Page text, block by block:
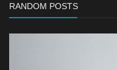
RANDOM POSTS